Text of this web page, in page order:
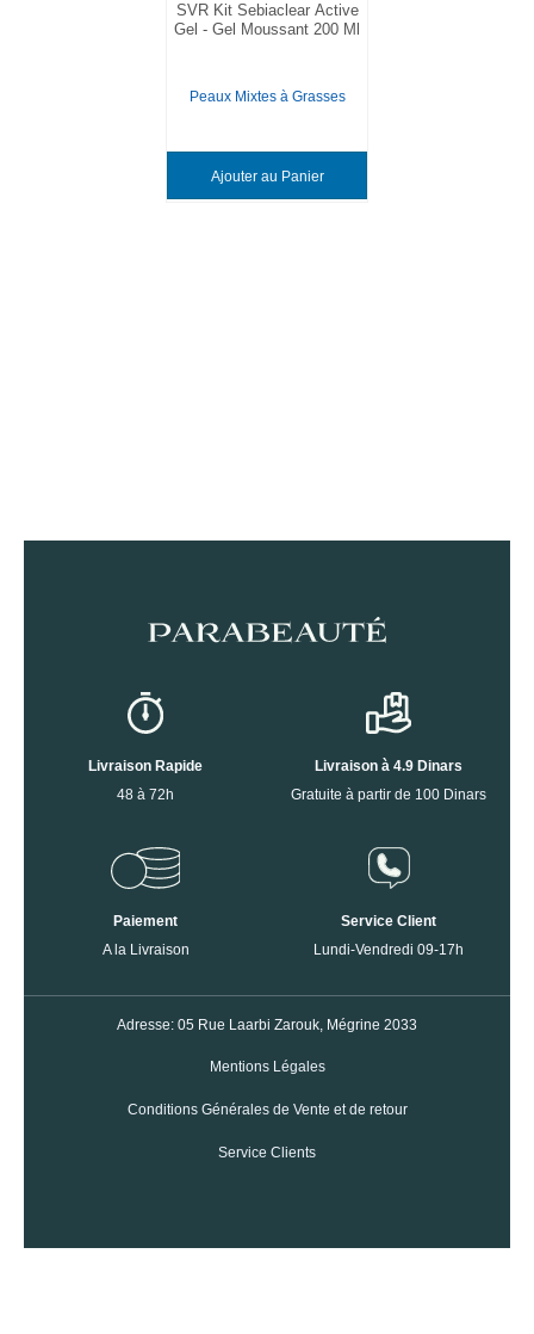
SVR Kit Sebiaclear Active
Gel - Gel Moussant 200 Ml
Peaux Mixtes à Grasses
Ajouter au Panier
Livraison Rapide
48 à 72h
Livraison à 4.9 Dinars
Gratuite à partir de 100 Dinars
Paiement
A la Livraison
Service Client
Lundi-Vendredi 09-17h
Adresse: 05 Rue Laarbi Zarouk, Mégrine 2033
Mentions Légales
Conditions Générales de Vente et de retour
Service Clients